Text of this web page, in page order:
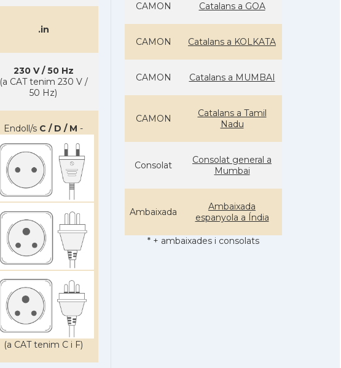
.in
230 V / 50 Hz
(a CAT tenim 230 V /
50 Hz)
Endoll/s C / D / M -
(a CAT tenim C i F)
CAMON Catalans a GOA
CAMON Catalans a KOLKATA
CAMON Catalans a MUMBAI
CAMON
Catalans a Tamil
Nadu
Consolat
Consolat general a
Mumbai
Ambaixada
Ambaixada
espanyola a Índia
* + ambaixades i consolats